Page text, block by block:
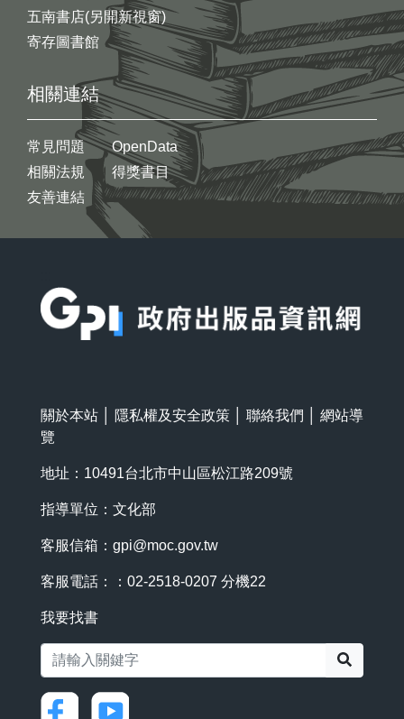
五南書店(另開新視窗)
寄存圖書館
相關連結
常見問題
相關法規
友善連結
OpenData
得獎書目
關於本站 隱私權及安全政策 聯絡我們
網站導
覽
地址：10491台北市中山區松江路209號
指導單位：文化部
客服信箱： gpi@moc.gov.tw
客服電話：：02-2518-0207 分機22
我要找書